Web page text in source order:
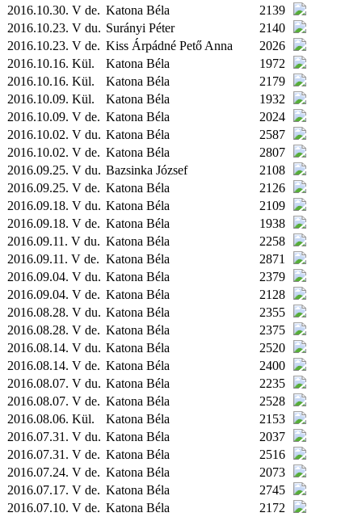
2016.10.30. V de. Katona Béla
2139
2016.10.23. V du. Surányi Péter
2140
2016.10.23. V de. Kiss Árpádné Pető Anna
2026
2016.10.16. Kül. Katona Béla
1972
2016.10.16. Kül. Katona Béla
2179
2016.10.09. Kül. Katona Béla
1932
2016.10.09. V de. Katona Béla
2024
2016.10.02. V du. Katona Béla
2587
2016.10.02. V de. Katona Béla
2807
2016.09.25. V du. Bazsinka József
2108
2016.09.25. V de. Katona Béla
2126
2016.09.18. V du. Katona Béla
2109
2016.09.18. V de. Katona Béla
1938
2016.09.11. V du. Katona Béla
2258
2016.09.11. V de. Katona Béla
2871
2016.09.04. V du. Katona Béla
2379
2016.09.04. V de. Katona Béla
2128
2016.08.28. V du. Katona Béla
2355
2016.08.28. V de. Katona Béla
2375
2016.08.14. V du. Katona Béla
2520
2016.08.14. V de. Katona Béla
2400
2016.08.07. V du. Katona Béla
2235
2016.08.07. V de. Katona Béla
2528
2016.08.06. Kül. Katona Béla
2153
2016.07.31. V du. Katona Béla
2037
2016.07.31. V de. Katona Béla
2516
2016.07.24. V de. Katona Béla
2073
2016.07.17. V de. Katona Béla
2745
2016.07.10. V de. Katona Béla
2172